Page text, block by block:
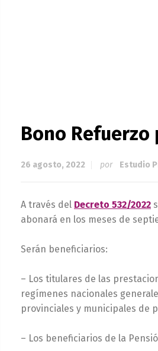
Bono Refuerzo
26 agosto, 2022 por Estudio
A través del Decreto 532/2022
abonará en los meses de
Serán beneficiarios:
– Los titulares de las
regímenes nacionales
provinciales y municipales de
– Los beneficiarios de la